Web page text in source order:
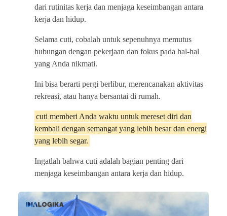
dari rutinitas kerja dan menjaga keseimbangan antara
kerja dan hidup.
Selama cuti, cobalah untuk sepenuhnya memutus
hubungan dengan pekerjaan dan fokus pada hal-hal
yang Anda nikmati.
Ini bisa berarti pergi berlibur, merencanakan aktivitas
rekreasi, atau hanya bersantai di rumah.
cuti memberi Anda waktu untuk mereset diri dan
kembali dengan semangat yang lebih besar dan energi
yang lebih segar.
Ingatlah bahwa cuti adalah bagian penting dari
menjaga keseimbangan antara kerja dan hidup.